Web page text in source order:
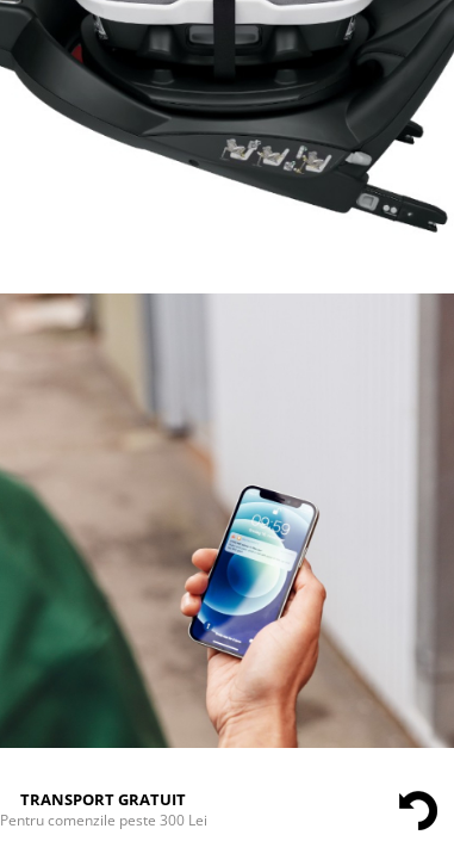
TRANSPORT GRATUIT
Pentru comenzile peste 300 Lei